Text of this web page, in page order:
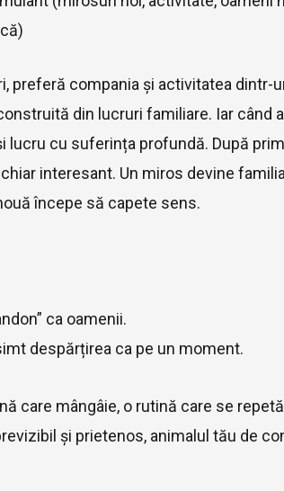
preferă compania și activitatea dintr-
din lucruri familiare. Iar când
lucru cu suferința profundă. După
interesant. Un miros devine
începe să capete sens.
ca oamenii.
despărțirea ca pe un moment.
care mângâie, o rutină care se
și prietenos, animalul tău de